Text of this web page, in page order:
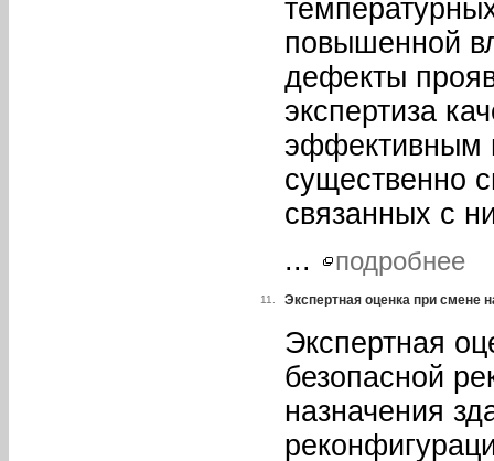
повышенной
дефекты
экспертиза
эффективным
существенно
связанных с
...
подробнее
11. Экспертная оценка при смене
Экспертная
безопасной
назначения